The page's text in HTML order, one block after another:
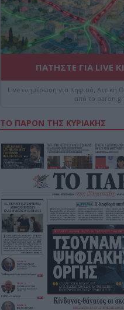
ΠΑΤΗΣΤΕ ΓΙΑ LIVE
Live ενημέρωση για Κηφισό, Αττική
από το paron.gr
ΤΟ ΠΑΡΟΝ ΤΗΣ ΚΥΡΙΑΚΗΣ